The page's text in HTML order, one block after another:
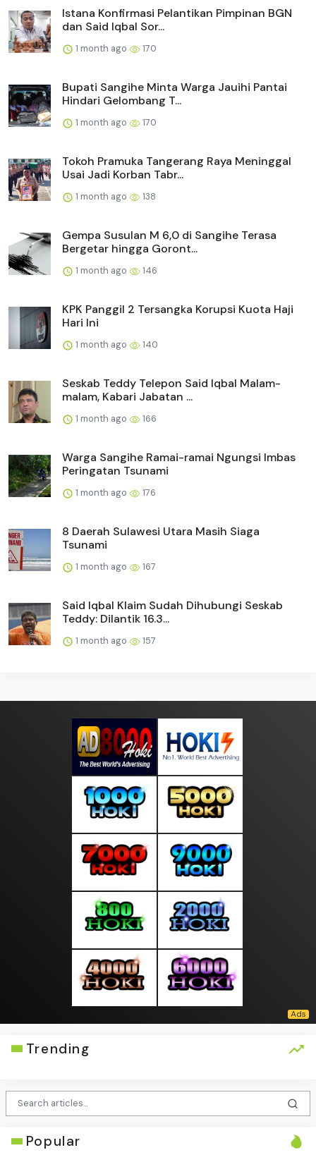
Istana Konfirmasi Pelantikan Pimpinan BGN
dan Said Iqbal Sor...
1 month ago 170
Bupati Sangihe Minta Warga Jauihi Pantai
Hindari Gelombang T...
1 month ago 170
Tokoh Pramuka Tangerang Raya Meninggal
Usai Jadi Korban Tabr...
1 month ago 138
Gempa Susulan M 6,0 di Sangihe Terasa
Bergetar hingga Goront...
1 month ago 146
KPK Panggil 2 Tersangka Korupsi Kuota Haji
Hari Ini
1 month ago 140
Seskab Teddy Telepon Said Iqbal Malam-
malam, Kabari Jabatan ...
1 month ago 166
Warga Sangihe Ramai-ramai Ngungsi Imbas
Peringatan Tsunami
1 month ago 176
8 Daerah Sulawesi Utara Masih Siaga
Tsunami
1 month ago 167
Said Iqbal Klaim Sudah Dihubungi Seskab
Teddy: Dilantik 16.3...
1 month ago 157
Trending
Popular